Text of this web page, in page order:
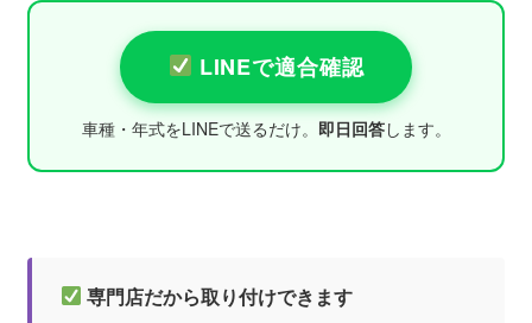
LINEで適合確認
車種・年式をLINEで送るだけ。 即日回答します。
専門店だから取り付けできます